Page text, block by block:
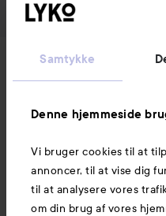
Samtykke
Denne hjemmeside
Vi bruger cookies til at
annoncer, til at vise dig
til at analysere vores
om din brug af vores
Nyheder og tilbud
Følg os
Kundeservice